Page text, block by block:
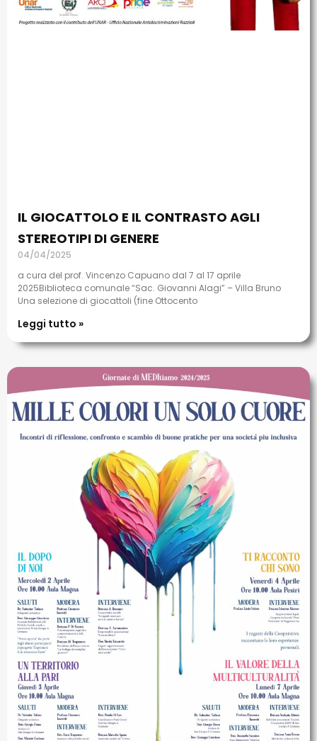
IL GIOCATTOLO E IL CONTRASTO AGLI
STEREOTIPI DI GENERE
04/04/2025
a cura del prof. Vincenzo Capuano dal 7 al 17 aprile
2025Biblioteca comunale “Sac. Giovanni Alagi” – Villa Bruno
Una selezione di giocattoli (fine Ottocento
Leggi tutto »